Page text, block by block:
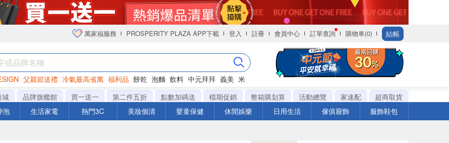
萬家福服務 PROSPERITY PLAZA APP下載 登入 註冊 會員中心 訂單查詢 購物車(0) 結帳
父親節送禮 冷氣最高省萬 福利品 餅乾 泡麵 飲料 中元拜拜 義美 米
衛生紙
城 品牌旗艦館 買一送一 第二件五折 點數加碼送 檔期促銷 整箱購划算 活動總覽 家速配
超商取貨
泡 生活家電 熱門3C 美妝個清 嬰童保健 休閒娛樂 日用生活 傢俱寢飾 服飾鞋包